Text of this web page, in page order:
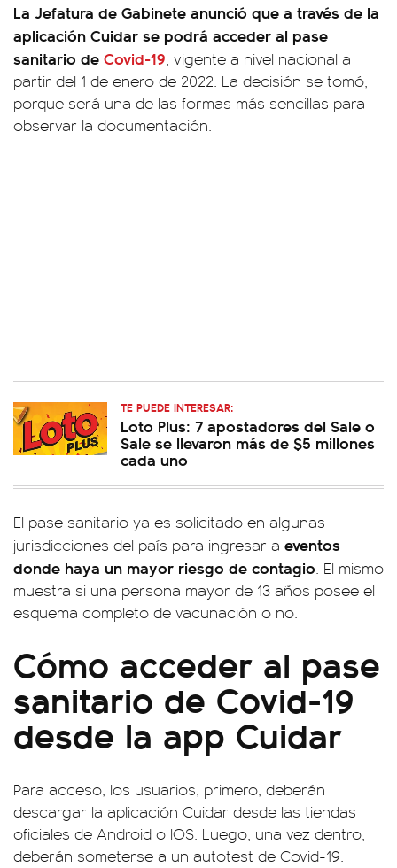
La Jefatura de Gabinete anunció que a través de la
aplicación Cuidar se podrá acceder al pase
sanitario de Covid-19, vigente a nivel nacional a
partir del 1 de enero de 2022. La decisión se tomó,
porque será una de las formas más sencillas para
observar la documentación.
TE PUEDE INTERESAR:
Loto Plus: 7 apostadores del Sale o
Sale se llevaron más de $5 millones
cada uno
El pase sanitario ya es solicitado en algunas
jurisdicciones del país para ingresar a eventos
donde haya un mayor riesgo de contagio. El mismo
muestra si una persona mayor de 13 años posee el
esquema completo de vacunación o no.
Cómo acceder al pase
sanitario de Covid-19
desde la app Cuidar
Para acceso, los usuarios, primero, deberán
descargar la aplicación Cuidar desde las tiendas
oficiales de Android o IOS. Luego, una vez dentro,
deberán someterse a un autotest de Covid-19.